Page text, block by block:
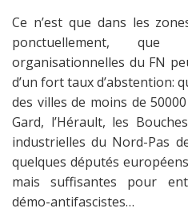
Ce n’est que dans les
ponctuellement,
organisationnelles du FN
d’un fort taux d’abstention:
des villes de moins de
Gard, l’Hérault, les
industrielles du Nord-Pas
quelques députés
mais suffisantes pour
démo-antifascistes…